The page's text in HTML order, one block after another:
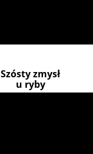
Szósty zmysł
u ryby